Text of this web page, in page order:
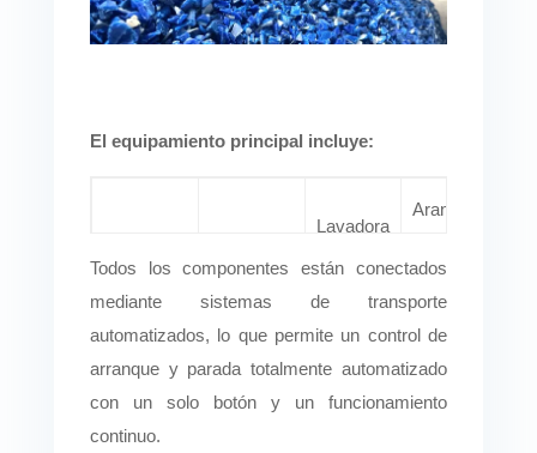
El equipamiento principal incluye:
Lavadora
caliente
Arandela
fricción
Todos los componentes están conectados
mediante sistemas de transporte
automatizados, lo que permite un control de
arranque y parada totalmente automatizado
con un solo botón y un funcionamiento
continuo.